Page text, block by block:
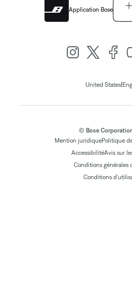
Application Bose
United States|
© Bose
Mention juridiquePolitique
AccessibilitéAvis sur
Conditions générales
Conditions